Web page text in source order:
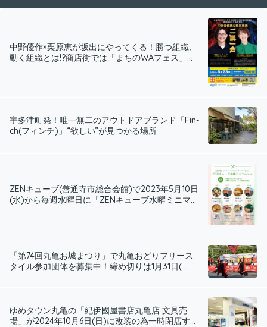
中野優作×栗原恵が坂出にやってくる！勝つ組織、
動く組織とは!?商店街では「まちのWAフェス」...
宇多津町発！唯一無二のアウトドアブランド「Fin-
ch(フィンチ)」“欲しい”が見つかる場所
ZENキューブ(善通寺市総合会館)で2023年5月10日
(水)から毎週水曜日に「ZENキューブ水曜ミニマ...
「第74回丸亀お城まつり」で丸亀おどりフリース
タイル参加団体を募集中！締め切りは1月31日(...
ゆめタウン丸亀の「紀伊國屋書店丸亀店 文具売
場」が2024年10月6日(日)に改装の為一時閉店す...